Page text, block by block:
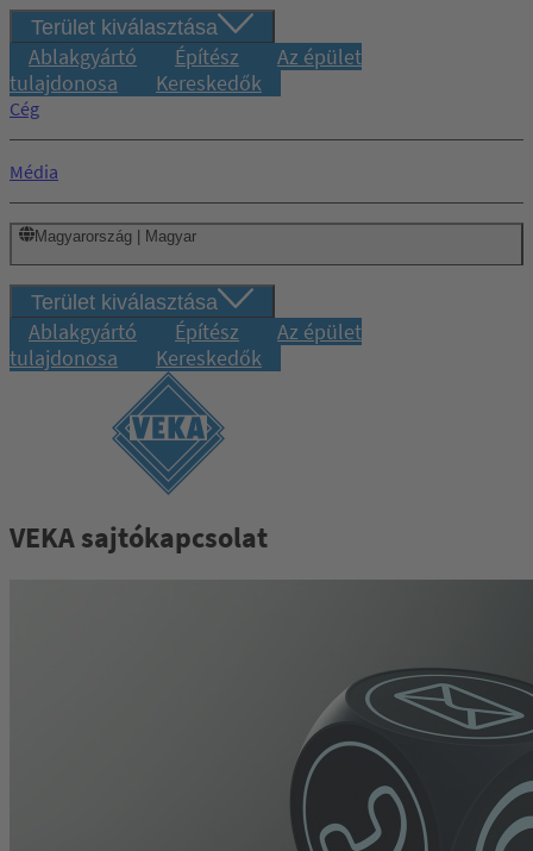
Terület kiválasztása
Ablakgyártó Építész
Az épület
tulajdonosa
Kereskedők
Cég
Média
Magyarország | Magyar
Terület kiválasztása
Ablakgyártó Építész
Az épület
tulajdonosa
Kereskedők
VEKA sajtókapcsolat